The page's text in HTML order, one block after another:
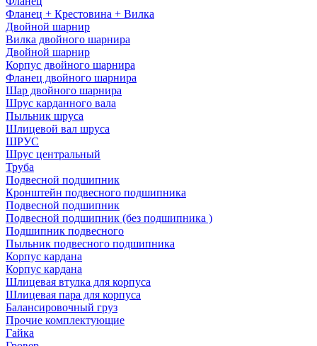
Фланец + Крестовина + Вилка
Двойной шарнир
Вилка двойного шарнира
Двойной шарнир
Корпус двойного шарнира
Фланец двойного шарнира
Шар двойного шарнира
Шрус карданного вала
Пыльник шруса
Шлицевой вал шруса
ШРУС
Шрус центральный
Труба
Подвесной подшипник
Кронштейн подвесного подшипника
Подвесной подшипник
Подвесной подшипник (без подшипника )
Подшипник подвесного
Пыльник подвесного подшипника
Корпус кардана
Корпус кардана
Шлицевая втулка для корпуса
Шлицевая пара для корпуса
Балансировочный груз
Прочие комплектующие
Гайка